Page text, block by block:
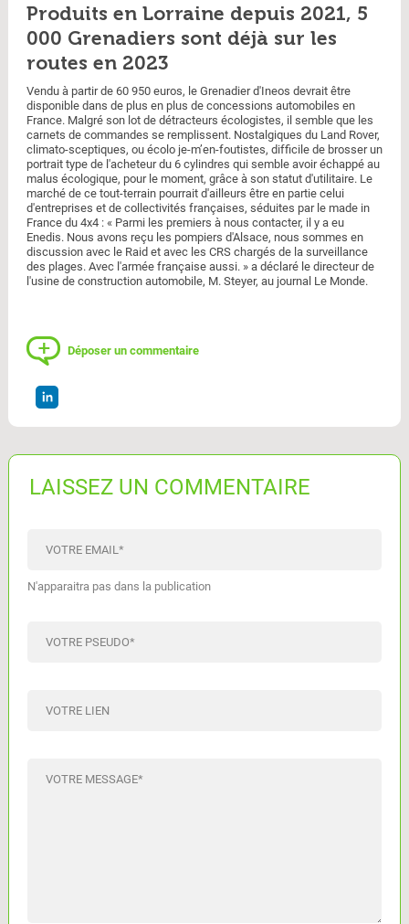
Produits en Lorraine depuis 2021, 5
000 Grenadiers sont déjà sur les
routes en 2023
Vendu à partir de 60 950 euros, le Grenadier d'Ineos devrait être
disponible dans de plus en plus de concessions automobiles en
France. Malgré son lot de détracteurs écologistes, il semble que les
carnets de commandes se remplissent. Nostalgiques du Land Rover,
climato-sceptiques, ou écolo je-m’en-foutistes, difficile de brosser un
portrait type de l'acheteur du 6 cylindres qui semble avoir échappé au
malus écologique, pour le moment, grâce à son statut d'utilitaire. Le
marché de ce tout-terrain pourrait d'ailleurs être en partie celui
d'entreprises et de collectivités françaises, séduites par le made in
France du 4x4 : « Parmi les premiers à nous contacter, il y a eu
Enedis. Nous avons reçu les pompiers d'Alsace, nous sommes en
discussion avec le Raid et avec les CRS chargés de la surveillance
des plages. Avec l'armée française aussi. » a déclaré le directeur de
l'usine de construction automobile, M. Steyer, au journal Le Monde.
Déposer un commentaire
LAISSEZ UN COMMENTAIRE
VOTRE EMAIL *
N'apparaitra pas dans la publication
VOTRE PSEUDO*
VOTRE LIEN
VOTRE MESSAGE*